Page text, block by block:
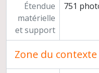
Étendue
matérielle
et support
751
Zone du contexte